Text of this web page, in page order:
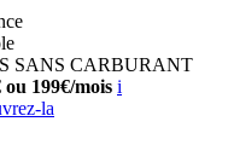
SANS CARBURANT
199€/mois i
la